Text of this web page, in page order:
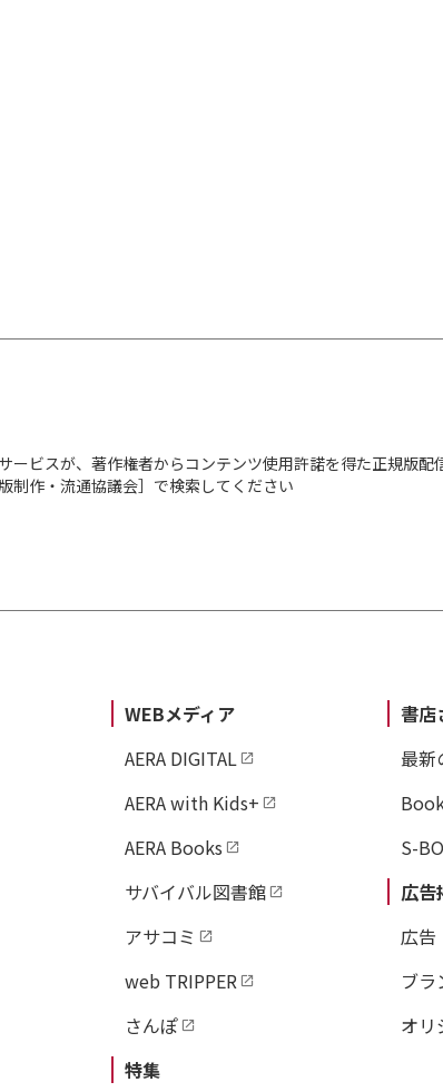
ビスが、著作権者からコンテンツ使用許諾を得た正規版配
制作・流通協議会］で検索してください
WEBメディア
AERA DIGITAL
AERA with Kids+
AERA Books
サバイバル図書館
アサコミ
web TRIPPER
さんぽ
特集
書店
最新
S-
広告
広告
ブラ
オリ